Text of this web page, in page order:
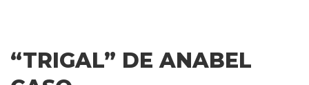
“TRIGAL” DE ANABEL